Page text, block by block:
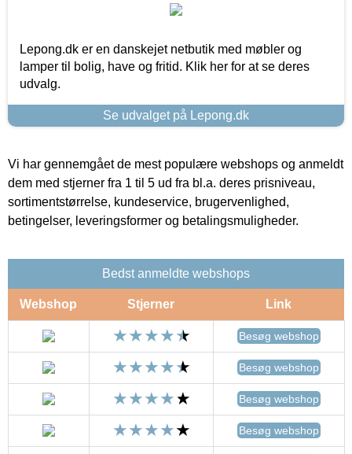
Lepong.dk er en danskejet netbutik med møbler og
lamper til bolig, have og fritid. Klik her for at se deres
udvalg.
Se udvalget på Lepong.dk
Vi har gennemgået de mest populære webshops og anmeldt
dem med stjerner fra 1 til 5 ud fra bl.a. deres prisniveau,
sortimentstørrelse, kundeservice, brugervenlighed,
betingelser, leveringsformer og betalingsmuligheder.
Bedst anmeldte webshops
Webshop Stjerner Link
Besøg webshop
Besøg webshop
Besøg webshop
Besøg webshop